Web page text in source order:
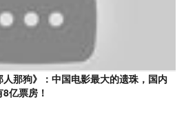
人那狗》：中国电影最大的遗珠，国内
亿票房！